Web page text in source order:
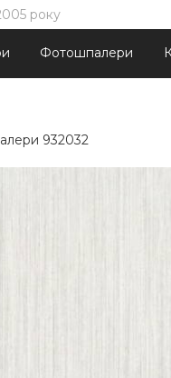
року
Фотошпалери
932032